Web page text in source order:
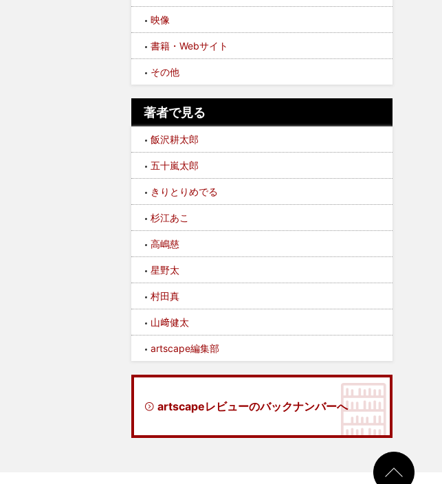
映像
書籍・Webサイト
その他
著者で見る
飯沢耕太郎
五十嵐太郎
きりとりめでる
杉江あこ
高嶋慈
星野太
村田真
山﨑健太
artscape編集部
artscapeレビューのバックナンバーへ